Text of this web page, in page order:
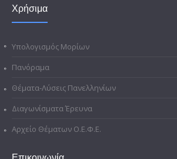
Χρήσιμα
Υπολογισμός Μορίων
Πανόραμα
Θέματα-Λύσεις Πανελληνίων
Διαγωνίσματα Έρευνα
Αρχείο Θέματων Ο.Ε.Φ.Ε.